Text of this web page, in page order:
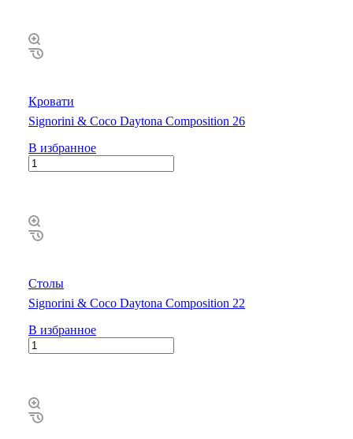
Кровати
Signorini & Coco Daytona Composition 26
В избранное
Столы
Signorini & Coco Daytona Composition 22
В избранное